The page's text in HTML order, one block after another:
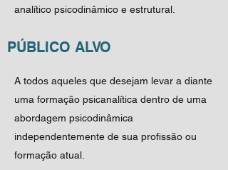
analítico psicodinâmico e estrutural.
PÚBLICO ALVO
A todos aqueles que desejam levar a diante
uma formação psicanalítica dentro de uma
abordagem psicodinâmica
independentemente de sua profissão ou
formação atual.